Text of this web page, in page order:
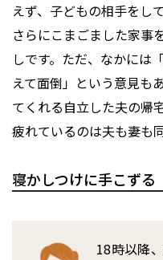
えず、子どもの相手をし
さらにこまごました家事
しです。ただ、なかには
えて面倒」という意見も
てくれる自立した夫の帰
疲れているのは夫も妻も
寝かしつけに手こずる
18時以降